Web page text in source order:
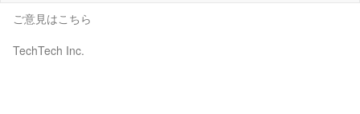
ご意見はこちら
TechTech Inc.